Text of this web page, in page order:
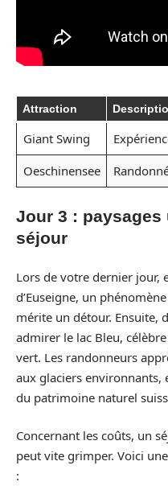
Attraction
Giant Swing
Oeschinensee
Jour 3 :
séjour
Lors de votre dernier jour,
d’Euseigne, un
mérite un détour. Ensuite,
admirer le lac Bleu,
vert. Les randonneurs
aux glaciers environnants,
du patrimoine naturel
Concernant les coûts, un
peut vite grimper. Voici
: